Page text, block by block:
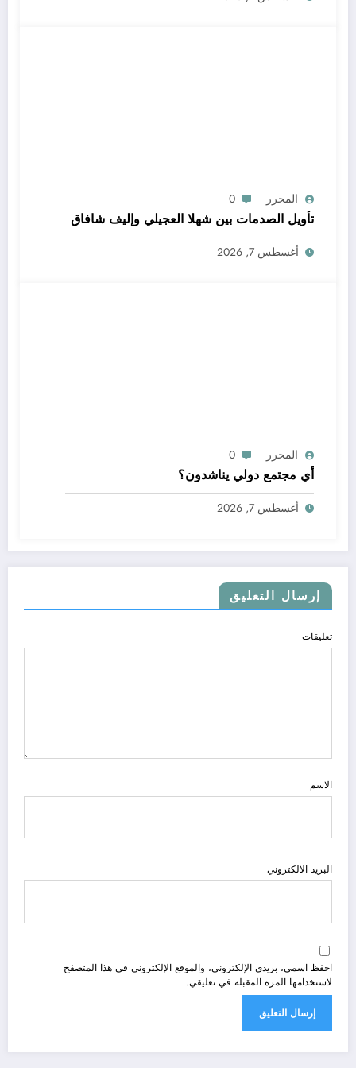
المحرر 0
تأويل الصدمات بين شهلا العجيلي وإليف شافاق
أغسطس 7, 2026
المحرر 0
أي مجتمع دولي يناشدون؟
أغسطس 7, 2026
إرسال التعليق
تعليقات
الاسم
البريد الالكتروني
احفظ اسمي، بريدي الإلكتروني، والموقع الإلكتروني في هذا المتصفح
لاستخدامها المرة المقبلة في تعليقي.